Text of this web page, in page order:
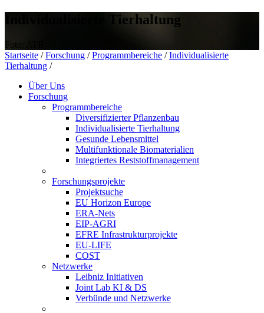
Individualisierte Tierhaltung
Foto: ATB
Startseite / Forschung / Programmbereiche / Individualisierte
Tierhaltung /
Über Uns
Forschung
Programmbereiche
Diversifizierter Pflanzenbau
Individualisierte Tierhaltung
Gesunde Lebensmittel
Multifunktionale Biomaterialien
Integriertes Reststoffmanagement
Forschungsprojekte
Projektsuche
EU Horizon Europe
ERA-Nets
EIP-AGRI
EFRE Infrastrukturprojekte
EU-LIFE
COST
Netzwerke
Leibniz Initiativen
Joint Lab KI & DS
Verbünde und Netzwerke